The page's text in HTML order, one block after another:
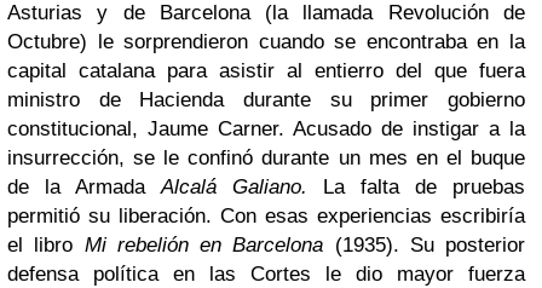
Asturias y de Barcelona (la llamada Revolución de
Octubre) le sorprendieron cuando se encontraba en la
capital catalana para asistir al entierro del que fuera
ministro de Hacienda durante su primer gobierno
constitucional, Jaume Carner. Acusado de instigar a la
insurrección, se le confinó durante un mes en el buque
de la ArmadaAlcalá Galiano.
La falta de pruebas
permitió su liberación. Con esas experiencias escribiría
el libro Mi rebelión en Barcelona (1935). Su posterior
defensa política en las Cortes le dio mayor fuerza